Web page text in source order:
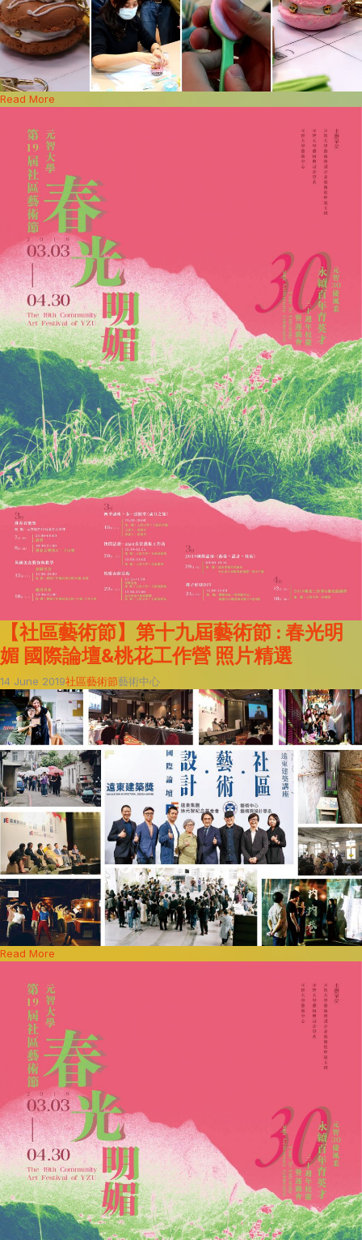
Read More
【社區藝術節】第十九屆藝術節 : 春光明
媚 國際論壇&桃花工作營 照片精選
14 June 2019社區藝術節藝術中心
Read More